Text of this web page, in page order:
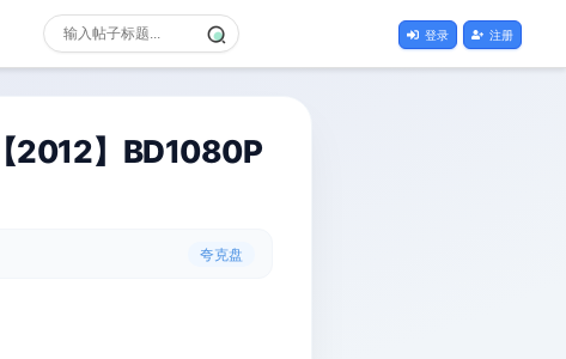
登录 注册
2012】BD1080P
夸克盘